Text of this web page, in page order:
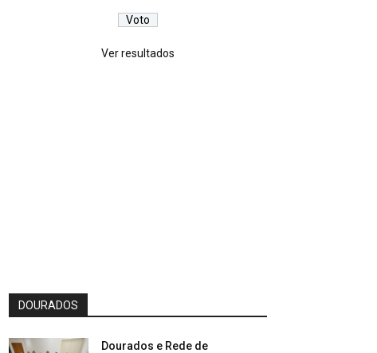
Ver resultados
DOURADOS
Dourados e Rede de